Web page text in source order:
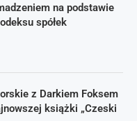
na podstawie
spółek
z Darkiem Foksem
książki „Czeski